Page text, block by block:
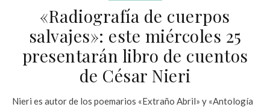
«Radiografía de cuerpos
salvajes»: este miércoles 25
presentarán libro de cuentos
de César Nieri
Nieri es autor de los poemarios «Extraño Abril» y «Antología